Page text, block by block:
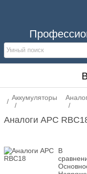
Аккумуляторы
Аналоги APC
В